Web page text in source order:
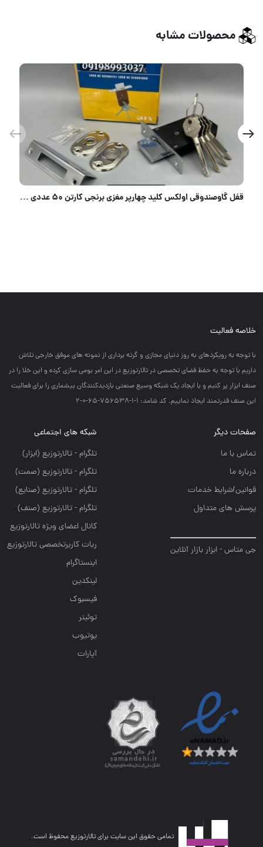
محصولات مشابه
قفل کتابی 100 فولادی دوشیار AXENZ کلید دوشیار پله ای برنجی مغزی کامل برنجیییی کیفیت عالی/دارای ضما
خلاصه فعالیت
با توجه به رويكردهاي به روز دنياي مجازي و گرته برداري از نمونه هاي موفق خارجي تلاش
داريم با توجه به حفظ فضاي تخصصي در تالارتوزيع در اين امر بومي سازي كرده و اين خلا را در
صنف ابزار پر كنيم و با ايجاد يك شبكه وسيع صنعتي بازديدكنندگان بيشماري را براي فعاليت
اين صنف قدرتمند ايجاد نماييم. کد شامد: 1-1-756538-65-0-2
صفحات دیگر
تماس با ما
درباره ما
قوانین/شرایط خدمات
پرسش های متداول
جی متاس - ابزار بازار آنلاین
شبکه های اجتماعی
تلگرام - تالارتوزيع (ابزار)
تلگرام - تالارتوزيع (صمت)
تلگرام - تالارتوزيع (صنايع)
تلگرام - تالارتوزیع (صنف)
کانال اعضای ویژه تالارتوزیع
ربات کاربرتخصصی تالارتوزیع
اینستاگرام
لینکدین
فیسبوک
توئیتر
یوتیوب
آپارات
تمامی حقوق این سایت برای تالارتوزیع محفوظ است.